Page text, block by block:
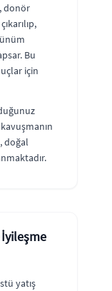
donör
Bu
için
doğal
İyileşme
yatış